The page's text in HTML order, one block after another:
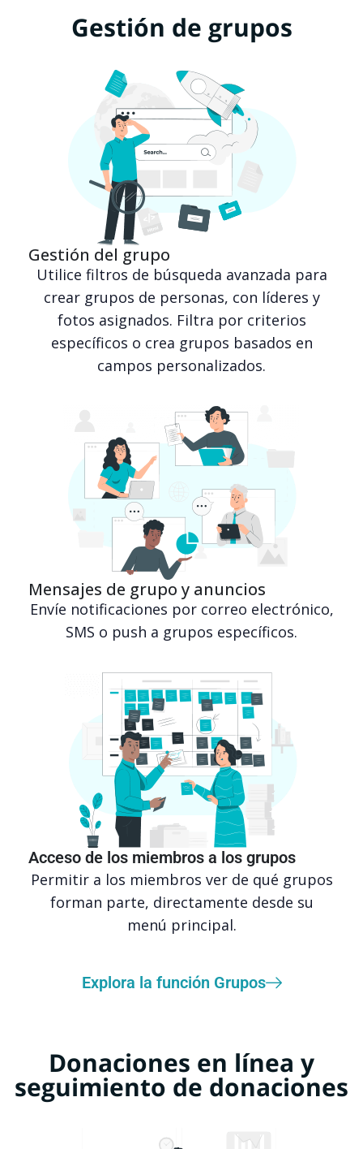
Gestión de grupos
Gestión del grupo
Utilice filtros de búsqueda avanzada para
crear grupos de personas, con líderes y
fotos asignados. Filtra por criterios
específicos o crea grupos basados en
campos personalizados.
Mensajes de grupo y anuncios
Envíe notificaciones por correo electrónico,
SMS o push a grupos específicos.
Acceso de los miembros a los grupos
Permitir a los miembros ver de qué grupos
forman parte, directamente desde su
menú principal.
Explora la función Grupos
Donaciones en línea y
seguimiento de donaciones